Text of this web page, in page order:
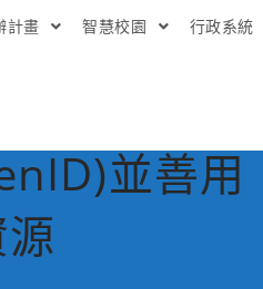
計畫 智慧校園 行政系統
並善用